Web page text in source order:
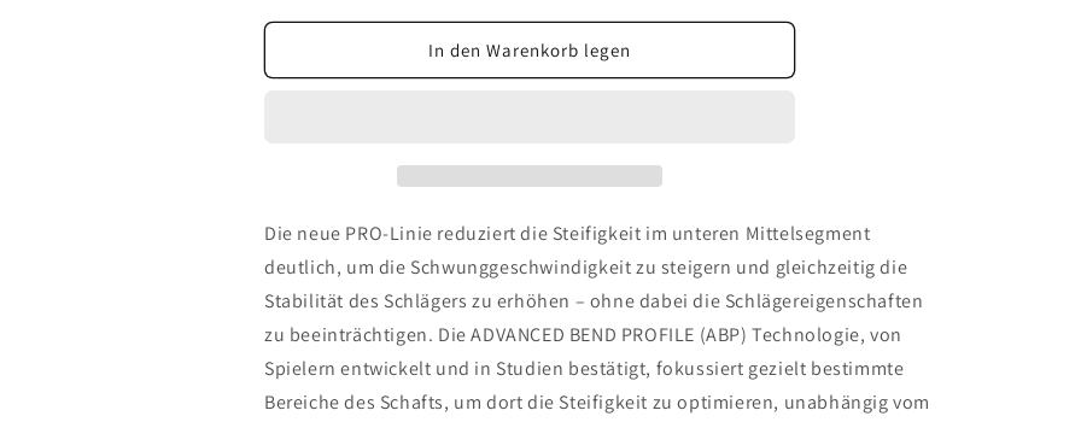
In den Warenkorb legen
Die neue PRO-Linie reduziert die Steifigkeit im unteren Mittelsegment
deutlich, um die Schwunggeschwindigkeit zu steigern und gleichzeitig die
Stabilität des Schlägers zu erhöhen – ohne dabei die Schlägereigenschaften
zu beeinträchtigen. Die ADVANCED BEND PROFILE (ABP) Technologie, von
Spielern entwickelt und in Studien bestätigt, fokussiert gezielt bestimmte
Bereiche des Schafts, um dort die Steifigkeit zu optimieren, unabhängig vom